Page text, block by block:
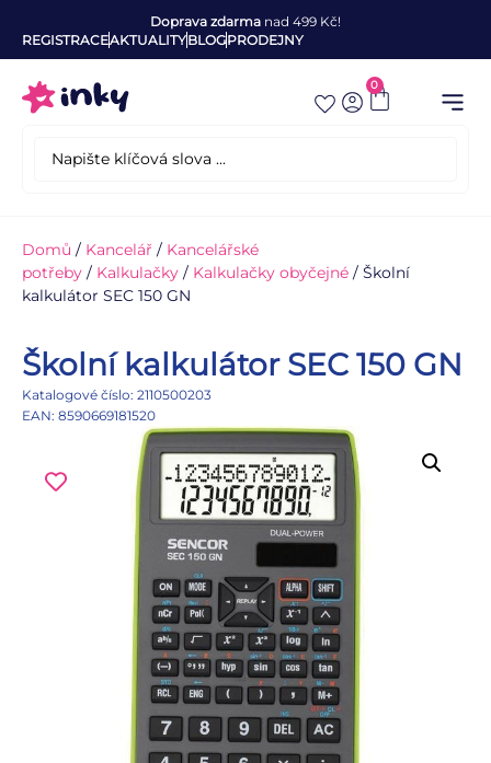
Doprava zdarma nad 499 Kč!
REGISTRACEAKTUALITYBLOGPRODEJNY
0
Domů / Kancelář / Kancelářské
potřeby / Kalkulačky / Kalkulačky obyčejné / Školní
kalkulátor SEC 150 GN
Školní kalkulátor SEC 150 GN
Katalogové číslo: 2110500203
EAN: 8590669181520